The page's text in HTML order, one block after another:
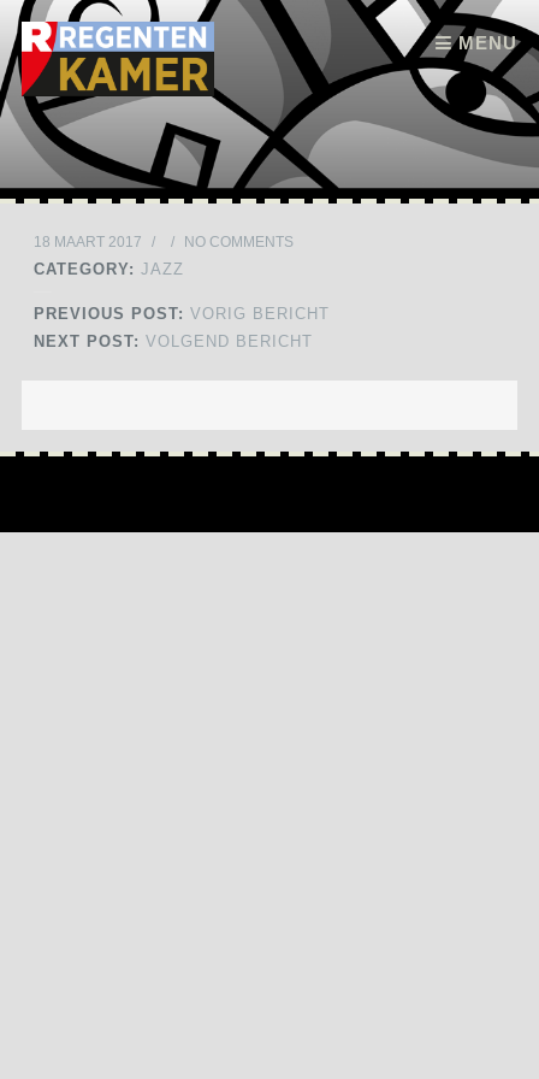
MENU
Skip to content
18 MAART 2017 / / NO COMMENTS
CATEGORY: JAZZ
PREVIOUS POST: VORIG BERICHT
NEXT POST: VOLGEND BERICHT